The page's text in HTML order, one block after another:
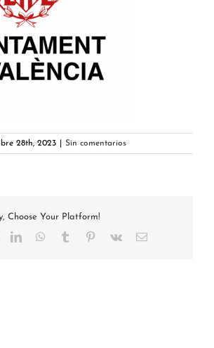
28th, 2023 Sin comentarios
Choose Your Platform!
LinkedInWhatsApp
Tumblr Pinterest
Vk
Correo